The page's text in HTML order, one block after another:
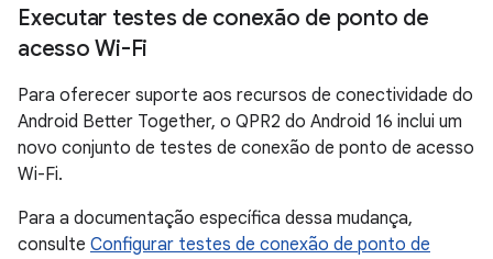
Executar testes de conexão de ponto de
acesso Wi-Fi
Para oferecer suporte aos recursos de conectividade do
Android Better Together, o QPR2 do Android 16 inclui um
novo conjunto de testes de conexão de ponto de acesso
Wi-Fi.
Para a documentação específica dessa mudança,
consulte Configurar testes de conexão de ponto de